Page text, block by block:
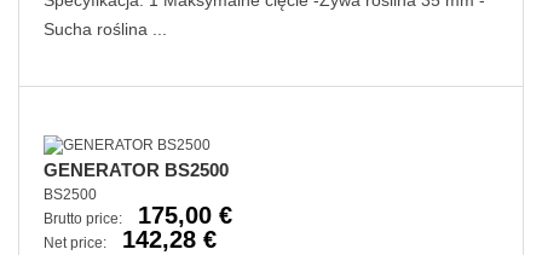
Sucha roślina ...
GENERATOR BS2500
BS2500
Brutto price:
175,00 €
Net price: 142,28 €